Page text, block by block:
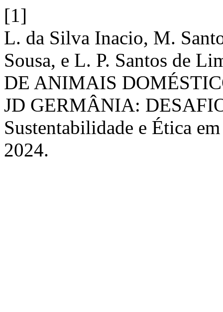
[1]
L. da Silva Inacio, M.
Sousa, e L. P. Santos de
DE ANIMAIS
JD GERMÂNIA:
Sustentabilidade e Ética
2024.